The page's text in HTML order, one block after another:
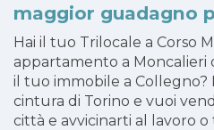
maggior guadagno
Hai il tuo Trilocale a Corso
appartamento a
il tuo immobile a Collegno?
cintura di Torino e vuoi
città e avvicinarti al lavoro